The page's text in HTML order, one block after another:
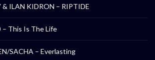
ILAN KIDRON – RIPTIDE
– This Is The Life
SACHA – Everlasting